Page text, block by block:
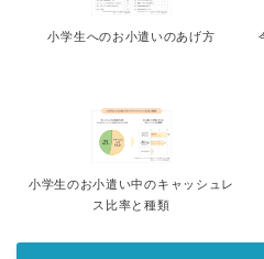
小学生へのお小遣いのあげ方
小学生のお小遣い中のキャッシュレ
ス比率と種類